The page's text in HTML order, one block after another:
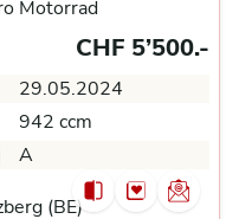
Motorrad
CHF 5’500.-
29.05.2024
942 ccm
A
(BE)